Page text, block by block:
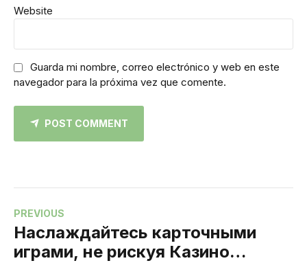
Website
Guarda mi nombre, correo electrónico y web en este
navegador para la próxima vez que comente.
POST COMMENT
PREVIOUS
Наслаждайтесь карточными
играми, не рискуя Казино